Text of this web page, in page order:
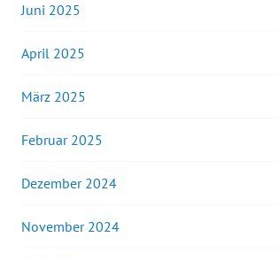
Juni 2025
April 2025
März 2025
Februar 2025
Dezember 2024
November 2024